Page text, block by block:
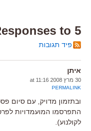
5 Responses to “ג'ון, ג'ון וג'ון”
פיד תגובות
איתן
30 מרץ 2008 at 11:16
PERMALINK
ובתזמון מדויק, עם סיום
התפרסמו המועמדויות
לקולנוע).